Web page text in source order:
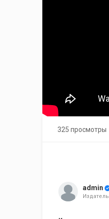
325 просмотры
admin
Издатель